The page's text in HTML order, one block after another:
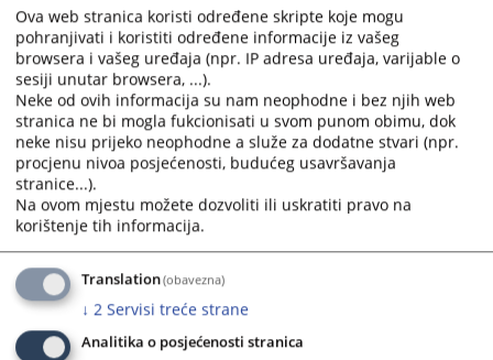
Vanparnični postupak - Priznanje strane
sudske odluke
Određivanje naknade za eksproprisanu
nepokretnost
Ova web stranica koristi određene skripte koje mogu
pohranjivati i koristiti određene informacije iz vašeg
browsera i vašeg uređaja (npr. IP adresa uređaja, varijable o
sesiji unutar browsera, ...).
Neke od ovih informacija su nam neophodne i bez njih web
stranica ne bi mogla fukcionisati u svom punom obimu, dok
neke nisu prijeko neophodne a služe za dodatne stvari (npr.
procjenu nivoa posjećenosti, budućeg usavršavanja
stranice...).
Na ovom mjestu možete dozvoliti ili uskratiti pravo na
korištenje tih informacija.
Translation(obavezna)
↓ 2 Servisi treće strane
Analitika o posjećenosti stranica